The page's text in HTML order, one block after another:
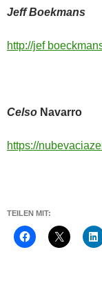
Jeff Boekmans
http://jef
Celso Navarro
https://
TEILEN MIT: